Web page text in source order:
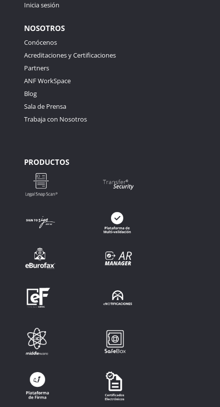
Inicia sesión
NOSOTROS
Conócenos
Acreditaciones y Certificaciones
Partners
ANF WorkSpace
Blog
Sala de Prensa
Trabaja con Nosotros
PRODUCTOS